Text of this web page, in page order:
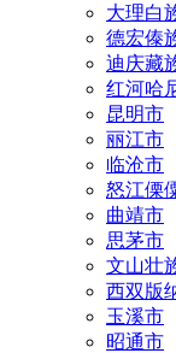
大理白
德宏傣
迪庆藏
红河哈
昆明市
丽江市
临沧市
怒江傈
曲靖市
思茅市
文山壮
西双版
玉溪市
昭通市